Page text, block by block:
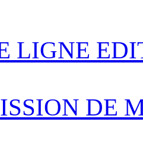
LIGNE
DE